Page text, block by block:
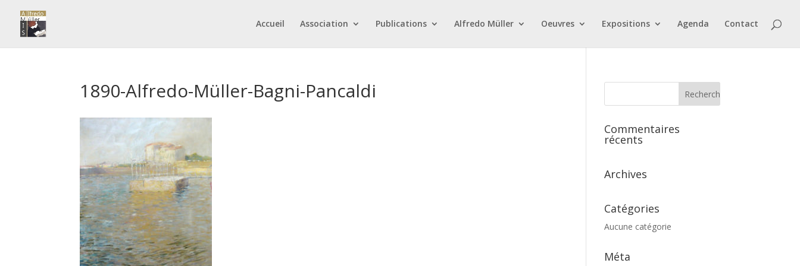
Accueil Association Publications Alfredo Müller Oeuvres Expositions Agenda Contact
1890-Alfredo-Müller-Bagni-Pancaldi
Commentaires
récents
Archives
Catégories
Aucune catégorie
Méta